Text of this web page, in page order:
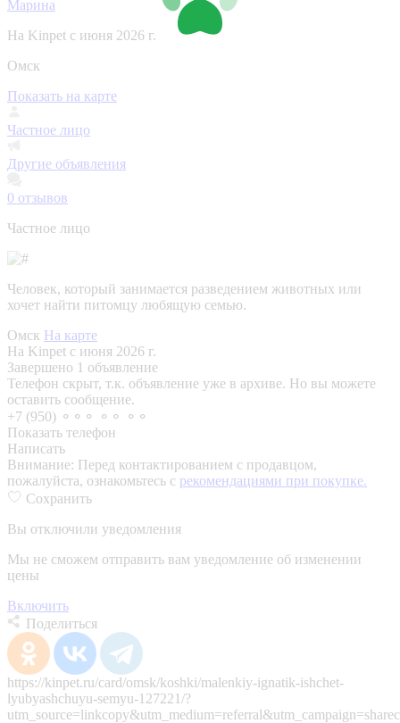
Марина
На Kinpet c июня 2026 г.
Омск
Показать на карте
Частное лицо
Другие объявления
0 отзывов
Частное лицо
Человек, который занимается разведением животных или
хочет найти питомцу любящую семью.
Омск На карте
На Kinpet c июня 2026 г.
Завершено 1 объявление
Телефон скрыт, т.к. объявление уже в архиве. Но вы можете
оставить сообщение.
+7 (950) ⚬⚬⚬ ⚬⚬ ⚬⚬
Показать телефон
Написать
Внимание: Перед контактированием с продавцом,
пожалуйста, ознакомьтесь с рекомендациями при покупке.
Сохранить
Вы отключили уведомления
Мы не сможем отправить вам уведомление об изменении
цены
Включить
Поделиться
https://kinpet.ru/card/omsk/koshki/malenkiy-ignatik-ishchet-
lyubyashchuyu-semyu-127221/?